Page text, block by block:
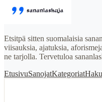
Etsitpä sitten suomalaisia
viisauksia, ajatuksia,
ne tarjolla. Tervetuloa
EtusivuSanojatKategoriatHaku